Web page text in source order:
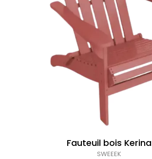
Fauteuil bois Kerina
SWEEEK